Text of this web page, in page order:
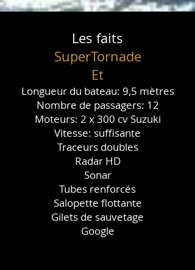
Les faits
SuperTornade
Et
Longueur du bateau: 9,5 mètres
Nombre de passagers: 12
Moteurs: 2 x 300 cv Suzuki
Vitesse: suffisante
Traceurs doubles
Radar HD
Sonar
Tubes renforcés
Salopette flottante
Gilets de sauvetage
Google